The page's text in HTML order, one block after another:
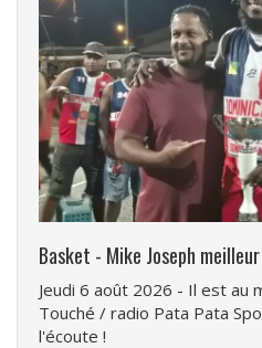
Basket - Mike Joseph
Jeudi 6 août 2026 - Il est au
Touché / radio Pata Pata
l'écoute !